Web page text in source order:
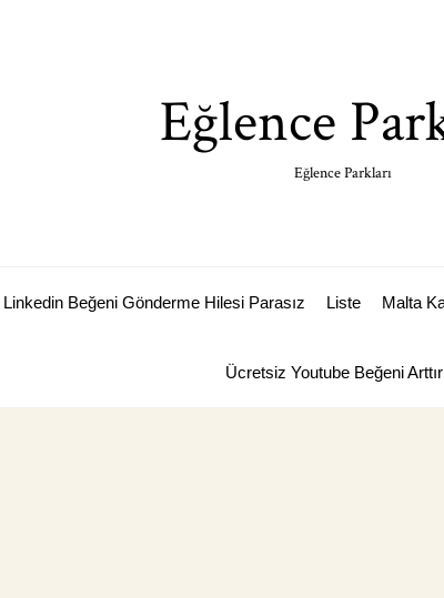
Eğlence
Eğlence Parkları
Linkedin Beğeni Gönderme Hilesi Parasız Liste Malta
Ücretsiz Youtube Beğeni